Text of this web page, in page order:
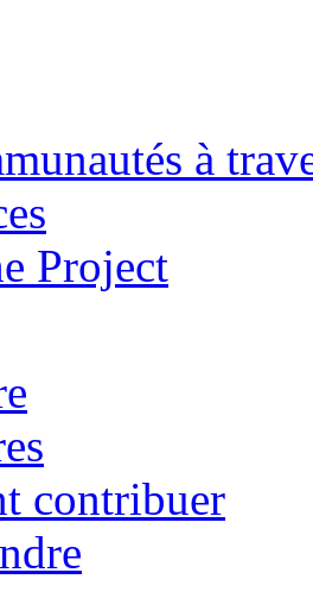
à
Project
contribuer